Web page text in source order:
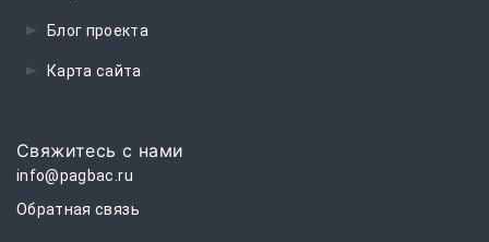
Блог проекта
Карта сайта
Свяжитесь с нами
info@pagbac.ru
Обратная связь